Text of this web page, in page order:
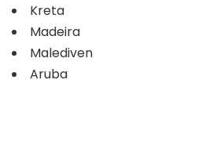
Kreta
Madeira
Malediven
Aruba